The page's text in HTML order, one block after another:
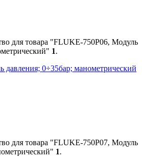
для товара "FLUKE-750P06, Модуль
1.
0÷35бар; манометрический
для товара "FLUKE-750P07, Модуль
1.